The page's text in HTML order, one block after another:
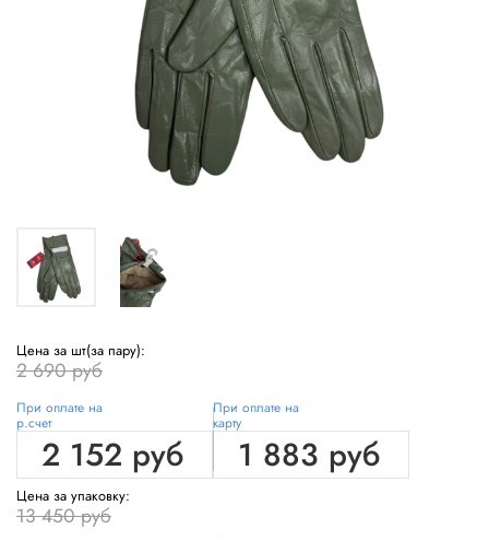
Цена за шт(за пару):
2 690 руб
При оплате на
р.счет
2 152 руб
При оплате на
карту
1 883 руб
Цена за упаковку:
13 450 руб